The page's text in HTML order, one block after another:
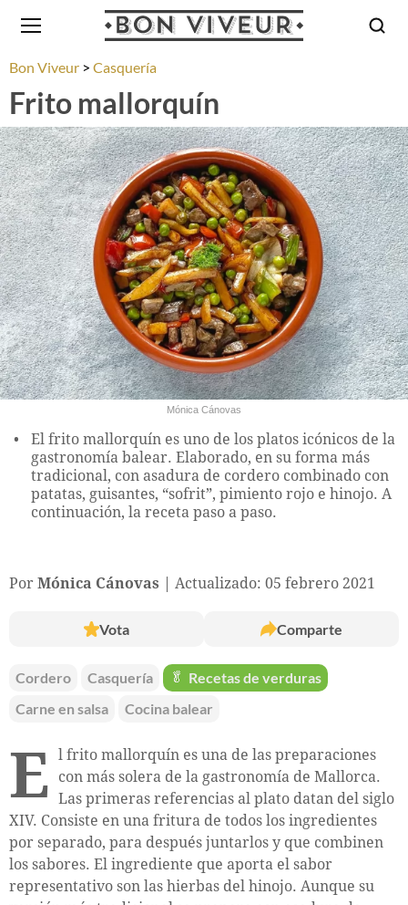
Bon Viveur Casquería
Frito mallorquín
Mónica Cánovas
El frito mallorquín es uno de los platos icónicos de la
gastronomía balear. Elaborado, en su forma más
tradicional, con asadura de cordero combinado con
patatas, guisantes, “sofrit”, pimiento rojo e hinojo. A
continuación, la receta paso a paso.
Por Mónica Cánovas Actualizado: 05 febrero 2021
Vota Comparte
Cordero Casquería 🥬 Recetas de verduras
Carne en salsa
Cocina balear
E l frito mallorquín es una de las preparaciones
con más solera de la gastronomía de Mallorca.
Las primeras referencias al plato datan del siglo
XIV. Consiste en una fritura de todos los ingredientes
por separado, para después juntarlos y que combinen
los sabores. El ingrediente que aporta el sabor
representativo son las hierbas del hinojo. Aunque su